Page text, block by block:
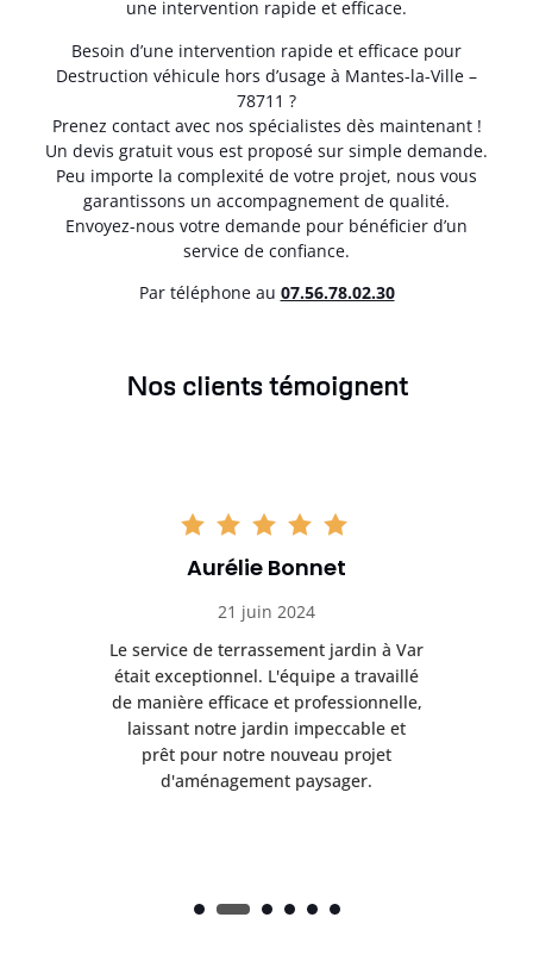
une intervention rapide et efficace.
Besoin d’une intervention rapide et efficace pour
Destruction véhicule hors d’usage à Mantes-la-Ville –
78711 ?
Prenez contact avec nos spécialistes dès maintenant !
Un devis gratuit vous est proposé sur simple demande.
Peu importe la complexité de votre projet, nous vous
garantissons un accompagnement de qualité.
Envoyez-nous votre demande pour bénéficier d’un
service de confiance.
Par téléphone au 07.56.78.02.30
Nos clients témoignent
Aurélie Bonnet
21 juin 2024
Le service de terrassement jardin à Var
était exceptionnel. L'équipe a travaillé
de manière efficace et professionnelle,
laissant notre jardin impeccable et
prêt pour notre nouveau projet
d'aménagement paysager.